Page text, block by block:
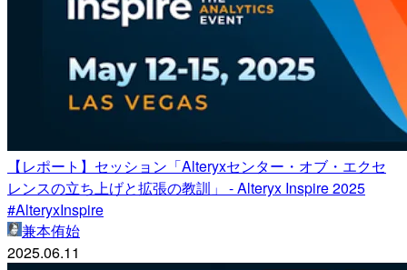
【レポート】セッション「Alteryxセンター・オブ・エクセ
レンスの立ち上げと拡張の教訓」 - Alteryx Inspire 2025
#AlteryxInspire
兼本侑始
2025.06.11